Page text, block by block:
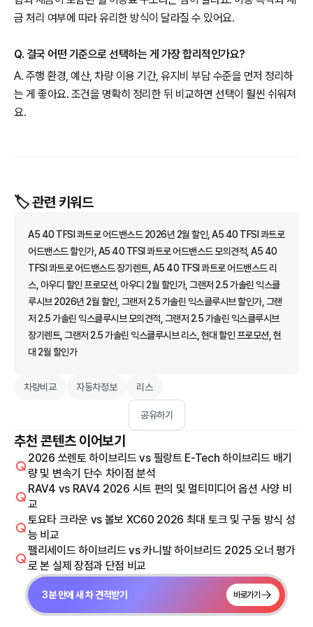
금 처리 여부에 따라 유리한 방식이 달라질 수 있어요.
Q. 결국 어떤 기준으로 선택하는 게 가장 합리적인가요?
A. 주행 환경, 예산, 차량 이용 기간, 유지비 부담 수준을 먼저 정리하
는 게 좋아요. 조건을 명확히 정리한 뒤 비교하면 선택이 훨씬 쉬워져
요.
🏷️ 관련 키워드
A5 40 TFSI 콰트로 어드밴스드 2026년 2월 할인, A5 40 TFSI 콰트로
어드밴스드 할인가, A5 40 TFSI 콰트로 어드밴스드 모의견적, A5 40
TFSI 콰트로 어드밴스드 장기렌트, A5 40 TFSI 콰트로 어드밴스드 리
스, 아우디 할인 프로모션, 아우디 2월 할인가, 그랜저 2.5 가솔린 익스클
루시브 2026년 2월 할인, 그랜저 2.5 가솔린 익스클루시브 할인가, 그랜
저 2.5 가솔린 익스클루시브 모의견적, 그랜저 2.5 가솔린 익스클루시브
장기렌트, 그랜저 2.5 가솔린 익스클루시브 리스, 현대 할인 프로모션, 현
대 2월 할인가
차량비교 자동차정보 리스
공유하기
추천 콘텐츠 이어보기
2026 쏘렌토 하이브리드 vs 필랑트 E-Tech 하이브리드 배기
량 및 변속기 단수 차이점 분석
RAV4 vs RAV4 2026 시트 편의 및 멀티미디어 옵션 사양 비
교
토요타 크라운 vs 볼보 XC60 2026 최대 토크 및 구동 방식 성
능 비교
팰리세이드 하이브리드 vs 카니발 하이브리드 2025 오너 평가
로 본 실제 장점과 단점 비교
3분 만에 새 차 견적받기 바로가기